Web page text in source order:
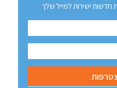
חדשות ישירות למייל שלך